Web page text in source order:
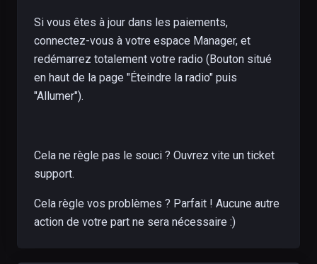
Si vous êtes à jour dans les paiements,
connectez-vous à votre espace Manager, et
redémarrez totalement votre radio (Bouton situé
en haut de la page "Éteindre la radio" puis
"Allumer").
Cela ne règle pas le souci ? Ouvrez vite un ticket
support.
Cela règle vos problèmes ? Parfait ! Aucune autre
action de votre part ne sera nécessaire :)